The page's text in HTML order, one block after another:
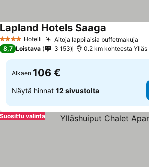
4 Tähtiluokitus
Hotelli Aitoja lappilaisia buffetmakuja
Lapland Hotels Saaga
8,7 Loistava 3 153 0.2 km kohteesta Ylläs
Alkaen 106 €
Näytä hinnat 12 sivustolta
Suosittu valinta